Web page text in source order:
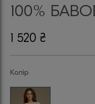
100%
1 520 ₴
Колір